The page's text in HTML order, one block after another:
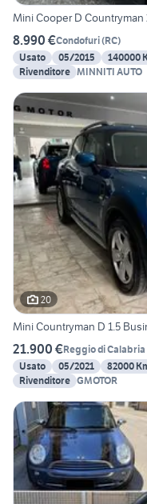
Mini Cooper D Countryman
8.990 €Condofuri(RC)
Usato
05/2015 140000
Rivenditore MINNITI AUTO
20
Mini Countryman D 1.5
21.900 €Reggio di Calabria
Usato
05/2021 82000
Rivenditore GMOTOR